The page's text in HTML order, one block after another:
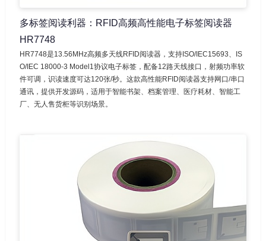
多标签阅读利器：RFID高频高性能电子标签阅读器
HR7748
HR7748是13.56MHz高频多天线RFID阅读器，支持ISO/IEC15693、IS
O/IEC 18000-3 Model1协议电子标签，配备12路天线接口，射频功率软
件可调，识读速度可达120张/秒。这款高性能RFID阅读器支持网口/串口
通讯，提供开发源码，适用于智能书架、档案管理、医疗耗材、智能工
厂、无人售货柜等识别场景。